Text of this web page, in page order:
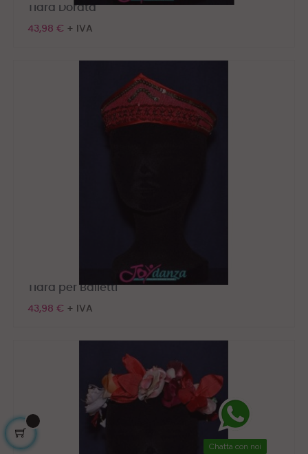
Tiara Dorata
43,98 € + IVA
Tiara per Balletti
43,98 € + IVA
Chatta con noi